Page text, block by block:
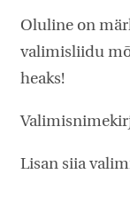
Oluline on
valimisliidu
heaks!
Lisan siia